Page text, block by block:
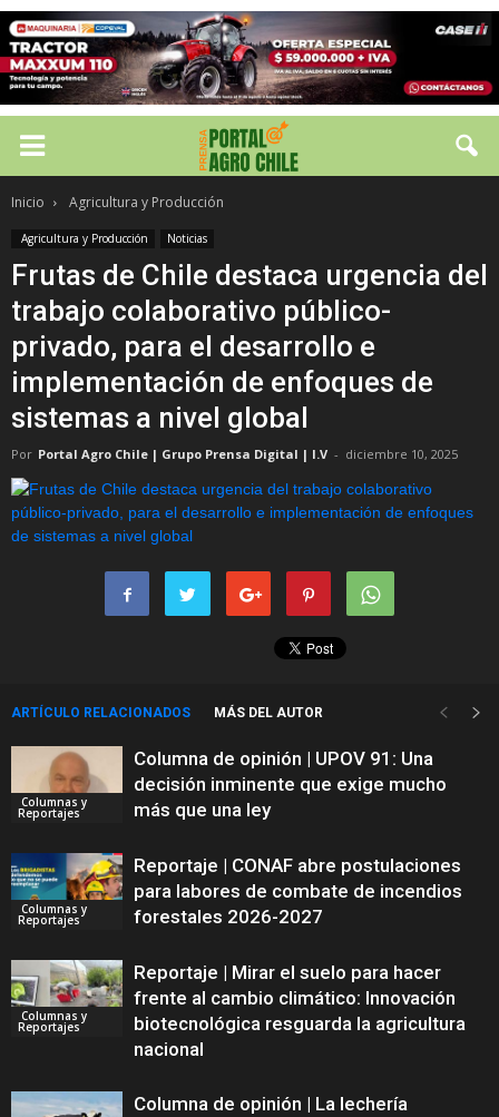
Inicio Agricultura y Producción
Agricultura y Producción Noticias
Frutas de Chile destaca urgencia del
trabajo colaborativo público-
privado, para el desarrollo e
implementación de enfoques de
sistemas a nivel global
Por Portal Agro Chile | Grupo Prensa Digital | I.V - diciembre 10, 2025
ARTÍCULO RELACIONADOS MÁS DEL AUTOR
Columnas y
Reportajes
Columna de opinión | UPOV 91: Una
decisión inminente que exige mucho
más que una ley
Columnas y
Reportajes
Reportaje | CONAF abre postulaciones
para labores de combate de incendios
forestales 2026-2027
Columnas y
Reportajes
Reportaje | Mirar el suelo para hacer
frente al cambio climático: Innovación
biotecnológica resguarda la agricultura
nacional
Columna de opinión | La lechería